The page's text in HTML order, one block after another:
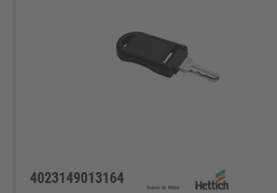
4023149013164